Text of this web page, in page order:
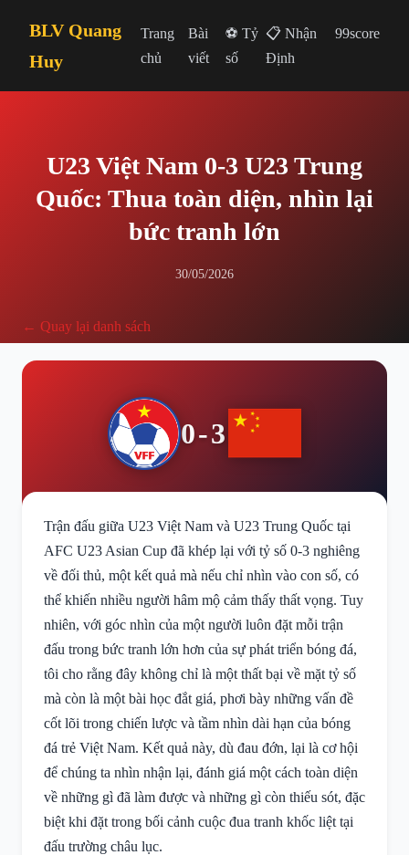
BLV Quang
Huy
Trang
chủ
Bài
viết
⚽ Tỷ
số
📋 Nhận
Định
99score
U23 Việt Nam 0-3 U23 Trung
Quốc: Thua toàn diện, nhìn lại
bức tranh lớn
30/05/2026
← Quay lại danh sách
0-3
Trận đấu giữa U23 Việt Nam và U23 Trung Quốc tại
AFC U23 Asian Cup đã khép lại với tỷ số 0-3 nghiêng
về đối thủ, một kết quả mà nếu chỉ nhìn vào con số, có
thể khiến nhiều người hâm mộ cảm thấy thất vọng. Tuy
nhiên, với góc nhìn của một người luôn đặt mỗi trận
đấu trong bức tranh lớn hơn của sự phát triển bóng đá,
tôi cho rằng đây không chỉ là một thất bại về mặt tỷ số
mà còn là một bài học đắt giá, phơi bày những vấn đề
cốt lõi trong chiến lược và tầm nhìn dài hạn của bóng
đá trẻ Việt Nam. Kết quả này, dù đau đớn, lại là cơ hội
để chúng ta nhìn nhận lại, đánh giá một cách toàn diện
về những gì đã làm được và những gì còn thiếu sót, đặc
biệt khi đặt trong bối cảnh cuộc đua tranh khốc liệt tại
đấu trường châu lục.